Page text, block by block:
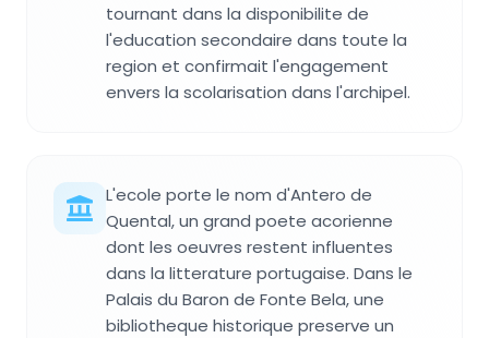
tournant dans la disponibilite de
l'education secondaire dans toute la
region et confirmait l'engagement
envers la scolarisation dans l'archipel.
L'ecole porte le nom d'Antero de
Quental, un grand poete acorienne
dont les oeuvres restent influentes
dans la litterature portugaise. Dans le
Palais du Baron de Fonte Bela, une
bibliotheque historique preserve un